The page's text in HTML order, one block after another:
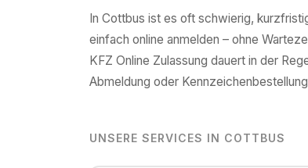
In Cottbus ist es oft schwierig,
einfach online anmelden – ohne
KFZ Online Zulassung dauert in der
Abmeldung oder
UNSERE SERVICES IN COTTBUS